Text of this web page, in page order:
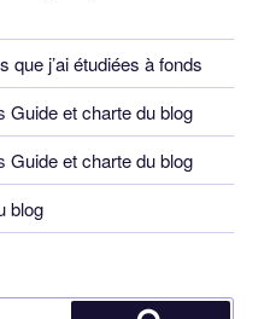
que j’ai étudiées à fonds
Guide et charte du blog
Guide et charte du blog
blog